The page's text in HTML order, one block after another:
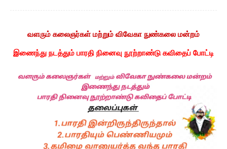
வளரும் கலைஞர்கள் மற்றும் விவேகா நுண்கலை மன்றம்
இணைந்து நடத்தும் பாரதி நினைவு நூற்றாண்டு கவிதைப் போட்டி